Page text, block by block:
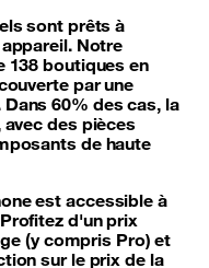
sont prêts à
Notre
138 boutiques en
par une
60% des cas, la
des pièces
de haute
est accessible à
d'un prix
(y compris Pro) et
sur le prix de la